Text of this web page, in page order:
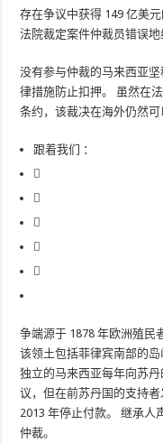
存在争议中获得 149 亿美
法院裁定案件仲裁员错误地
没有参与仲裁的马来西亚
律措施防止扣押。 虽然在
条约，该裁决在海外仍然可
跟着我们 ：
争端源于 1878 年欧洲殖民
该领土包括菲律宾南部的
独立的马来西亚每年向苏
议，但在前苏丹国的支持
2013 年停止付款。 继承人
仲裁。